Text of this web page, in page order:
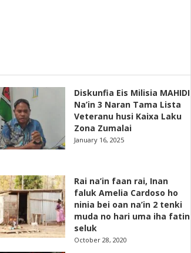
Diskunfia Eis Milisia MAHIDI
Na’in 3 Naran Tama Lista
Veteranu husi Kaixa Laku
Zona Zumalai
January 16, 2025
Rai na’in faan rai, Inan
faluk Amelia Cardoso ho
ninia bei oan na’in 2 tenki
muda no hari uma iha fatin
seluk
October 28, 2020